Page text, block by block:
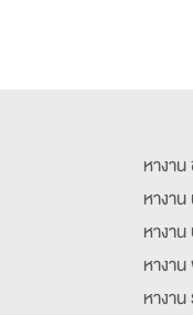
หางา
หางา
หางา
หางา
หางาน